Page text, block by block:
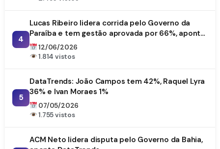
4
Lucas Ribeiro lidera corrida pelo Governo da
Paraíba e tem gestão aprovada por 66%, aponta
DataTrends
12/06/2026
1.814 vistos
5
DataTrends: João Campos tem 42%, Raquel Lyra
36% e Ivan Moraes 1%
07/05/2026
1.755 vistos
ACM Neto lidera disputa pelo Governo da Bahia,